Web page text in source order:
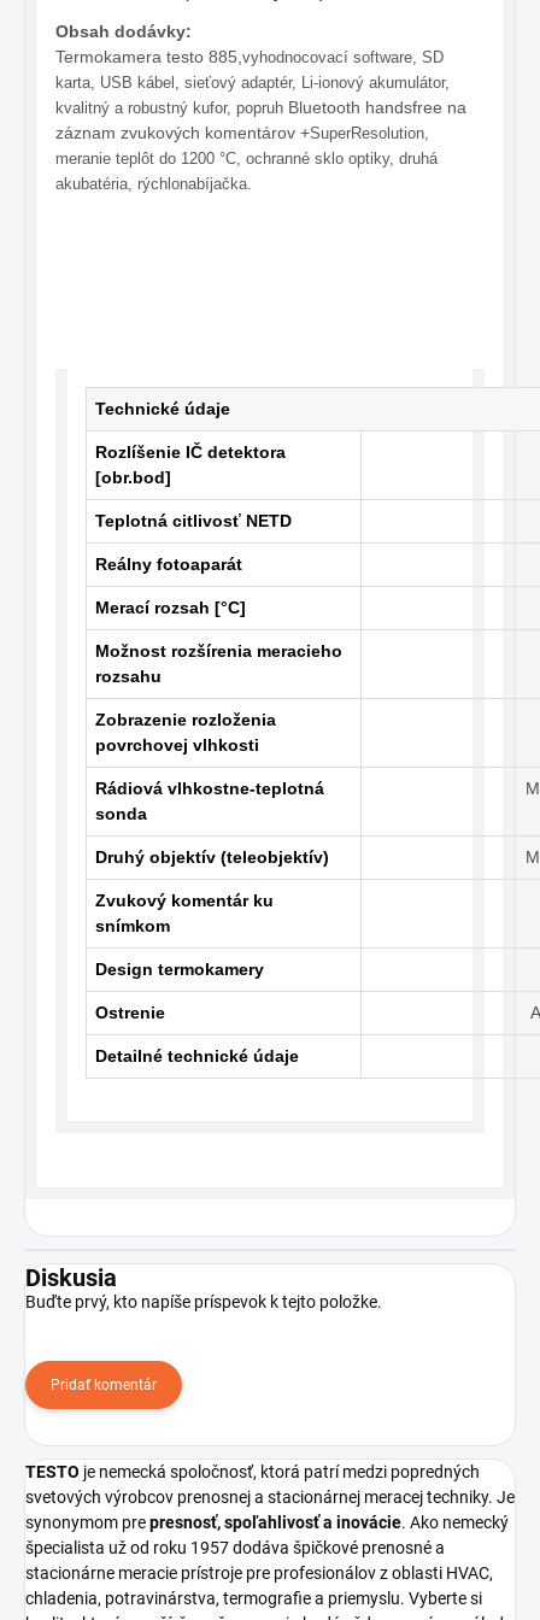
Obsah dodávky:
Termokamera testo 885,vyhodnocovací software, SD
karta, USB kábel, sieťový adaptér, Li-ionový akumulátor,
kvalitný a robustný kufor, popruh Bluetooth handsfree na
záznam zvukových komentárov +SuperResolution,
meranie teplôt do 1200 °C, ochranné sklo optiky, druhá
akubatéria, rýchlonabíjačka.
Technické údaje
Rozlíšenie IČ detektora
[obr.bod]
Teplotná citlivosť NETD
Reálny fotoaparát
Merací rozsah [°C]
Možnost rozšírenia meracieho
rozsahu
Zobrazenie rozloženia
povrchovej vlhkosti
Rádiová vlhkostne-teplotná
sonda
Druhý objektív (teleobjektív)
Zvukový komentár ku
snímkom
Design termokamery
Ostrenie
Detailné technické údaje
Diskusia
Buďte prvý, kto napíše príspevok k tejto položke.
Pridať komentár
TESTO je nemecká spoločnosť, ktorá patrí medzi popredných
svetových výrobcov prenosnej a stacionárnej meracej techniky. Je
synonymom prepresnosť, spoľahlivosť a inovácie. Ako nemecký
špecialista už od roku 1957 dodáva špičkové prenosné a
stacionárne meracie prístroje pre profesionálov z oblasti HVAC,
chladenia, potravinárstva, termografie a priemyslu. Vyberte si